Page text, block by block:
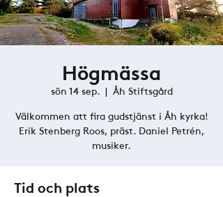
Högmässa
sön 14 sep.
  |
Åh Stiftsgård
Välkommen att fira gudstjänst i Åh kyrka!
Erik Stenberg Roos, präst. Daniel Petrén,
musiker.
Tid och plats